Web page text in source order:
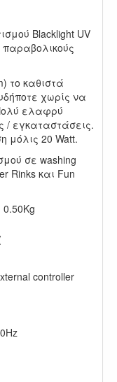
Blacklight UV
παραβολικούς
το καθιστά
χωρίς να
ελαφρύ
/ εγκαταστάσεις.
μόλις 20 Watt.
σε washing
Rinks και Fun
controller